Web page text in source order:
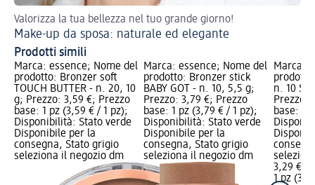
Valorizza la tua bellezza nel tuo grande giorno!
Make-up da sposa: naturale ed elegante
Prodotti simili
Marca: essence; Nome del
prodotto: Bronzer soft
TOUCH BUTTER - n. 20, 10
g; Prezzo: 3,59 €; Prezzo
base: 1 pz (3,59 € / 1 pz);
Disponibilità: Stato verde
Disponibile per la
consegna, Stato grigio
seleziona il negozio dm
Marca: essence; Nome del
prodotto: Bronzer stick
BABY GOT - n. 10, 5,5 g;
Prezzo: 3,79 €; Prezzo
base: 1 pz (3,79 € / 1 pz);
Disponibilità: Stato verde
Disponibile per la
consegna, Stato grigio
seleziona il negozio dm
Marca:
n. 10
Prezzo:
base: 1
3,29 €
1 pz